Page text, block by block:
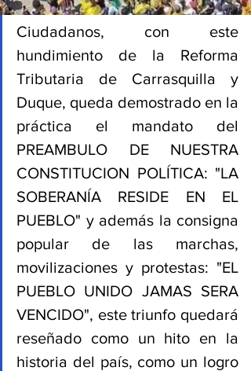
Ciudadanos, con este
hundimiento de la Reforma
Tributaria de Carrasquilla y
Duque, queda demostrado en la
práctica el mandato del
PREAMBULO DE NUESTRA
CONSTITUCION POLÍTICA: "LA
SOBERANÍA RESIDE EN EL
PUEBLO" y además la consigna
popular de las marchas,
movilizaciones y protestas: "EL
PUEBLO UNIDO JAMAS SERA
VENCIDO", este triunfo quedará
reseñado como un hito en la
historia del país, como un logro